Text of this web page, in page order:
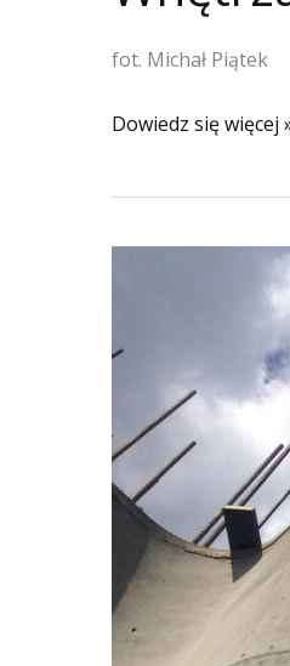
fot. Michał Piątek
Wnętrza
koncertowej
Dowiedz się więcej